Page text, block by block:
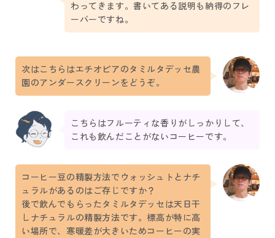
わってきます。書いてある説明も納得のフレ
ーバーですね。
次はこちらはエチオピアのタミルタデッセ農
園のアンダースクリーンをどうぞ。
こちらはフルーティな香りがしっかりして、
これも飲んだことがないコーヒーです。
コーヒー豆の精製方法でウォッシュトとナチ
ュラルがあるのはご存じですか？
後で飲んでもらったタミルタデッセは天日干
しナチュラルの精製方法です。標高が特に高
い場所で、寒暖差が大きいためコーヒーの実